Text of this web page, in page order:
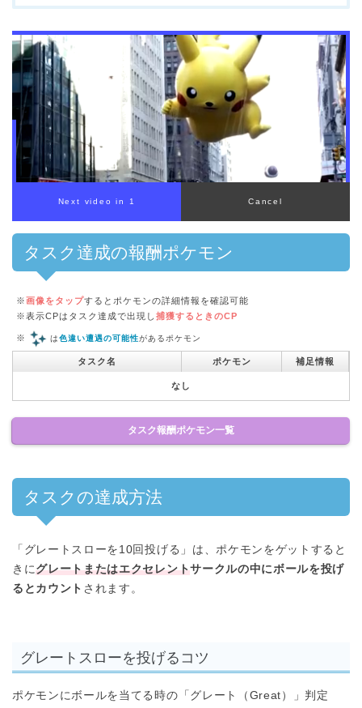
タスク達成の報酬ポケモン
※画像をタップするとポケモンの詳細情報を確認可能
※表示CPはタスク達成で出現し 捕獲するときのCP
※ は色違い遭遇の可能性があるポケモン
タスク名 ポケモン 補足情報
なし
タスク報酬ポケモン一覧
タスクの達成方法
「グレートスローを10回投げる」は、ポケモンをゲットすると
きにグレートまたはエクセレントサークルの中にボールを投げ
るとカウント されます。
グレートスローを投げるコツ
ポケモンにボールを当てる時の「グレート（Great）」判定